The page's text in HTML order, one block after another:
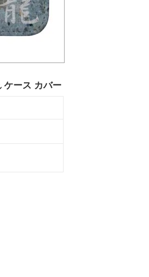
ケース カバー